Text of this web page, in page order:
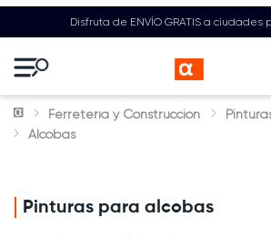
Disfruta de ENVÍO GRATIS a ciudades
Ferretería y Construcción
Alcobas
Pinturas para alcobas